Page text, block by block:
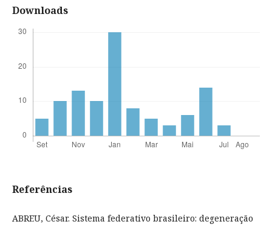
Downloads
Referências
ABREU, César. Sistema federativo brasileiro: degeneração